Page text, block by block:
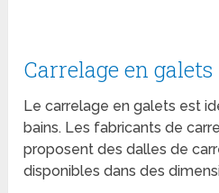
Carrelage en galets
Le carrelage en galets est
bains. Les fabricants de
proposent des dalles de
disponibles dans des